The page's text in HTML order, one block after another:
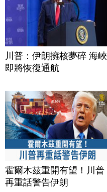
川普：伊朗擁核夢碎 海峽
即將恢復通航
霍爾木茲重開有望！川普
再重話警告伊朗